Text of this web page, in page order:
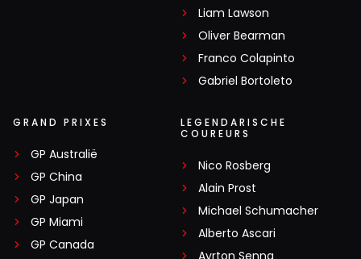
Liam Lawson
Oliver Bearman
Franco Colapinto
Gabriel Bortoleto
GRAND PRIXES
GP Australië
GP China
GP Japan
GP Miami
GP Canada
LEGENDARISCHE
COUREURS
Nico Rosberg
Alain Prost
Michael Schumacher
Alberto Ascari